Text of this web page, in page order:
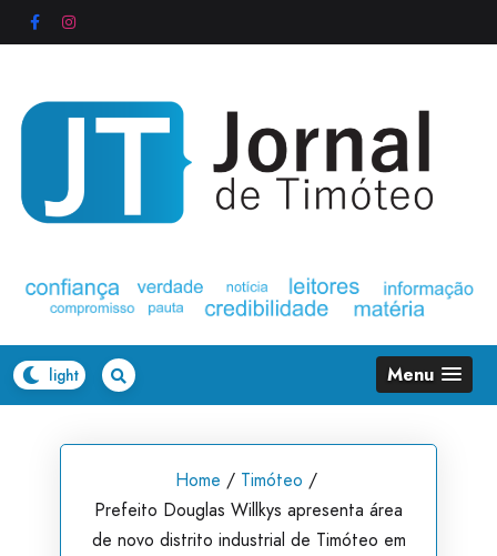
to
Menu
Home / Timóteo /
Prefeito Douglas Willkys apresenta área
de novo distrito industrial de Timóteo em